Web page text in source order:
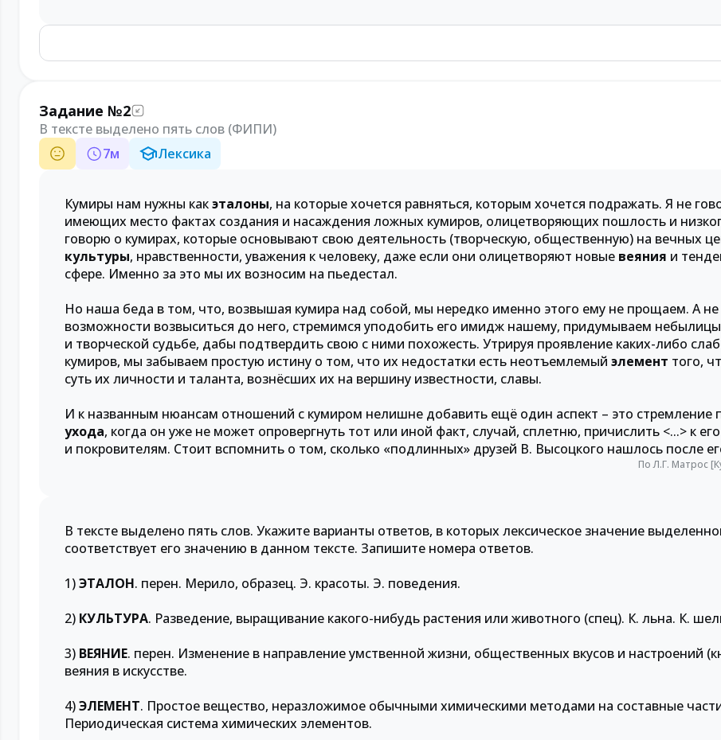
Задание №2
В тексте выделено пять слов (ФИПИ)
7м Лексика
Кумиры нам нужны какэталоны, на которые хочется равняться, которым хочется подражать. Я не
имеющих место фактах создания и насаждения ложных кумиров, олицетворяющих пошлость и
говорю о кумирах, которые основывают свою деятельность (творческую, общественную) на вечных
культуры, нравственности, уважения к человеку, даже если они олицетворяют новые веяния и
сфере. Именно за это мы их возносим на пьедестал.
Но наша беда в том, что, возвышая кумира над собой, мы нередко именно этого ему не прощаем. А
возможности возвыситься до него, стремимся уподобить его имидж нашему, придумываем
и творческой судьбе, дабы подтвердить свою с ними похожесть. Утрируя проявление каких-либо
кумиров, мы забываем простую истину о том, что их недостатки есть неотъемлемый элемент того,
суть их личности и таланта, вознёсших их на вершину известности, славы.
И к названным нюансам отношений с кумиром нелишне добавить ещё один аспект – это стремление
ухода, когда он уже не может опровергнуть тот или иной факт, случай, сплетню, причислить <...> к
и покровителям. Стоит вспомнить о том, сколько «подлинных» друзей В. Высоцкого нашлось после
По Л.Г. Матрос
В тексте выделено пять слов. Укажите варианты ответов, в которых лексическое значение
соответствует его значению в данном тексте. Запишите номера ответов.
1)ЭТАЛОН. перен. Мерило, образец. Э. красоты. Э. поведения.
2) КУЛЬТУРА. Разведение, выращивание какого-нибудь растения или животного (спец). К. льна. К.
3) ВЕЯНИЕ. перен. Изменение в направление умственной жизни, общественных вкусов и настроений
веяния в искусстве.
4)ЭЛЕМЕНТ. Простое вещество, неразложимое обычными химическими методами на составные
Периодическая система химических элементов.